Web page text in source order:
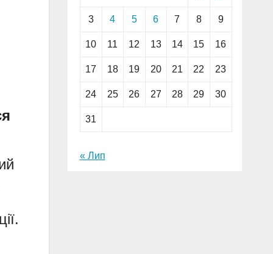
3 4 5 6 7 8 9
10 11 12 13 14 15 16
17 18 19 20 21 22 23
24 25 26 27 28 29 30
31
« Лип